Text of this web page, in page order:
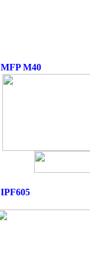
MFP M40
IPF605